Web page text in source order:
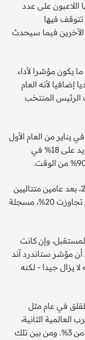
اللاعبون على عدد
فيها
الآخرين فيما سيحدث
يكون مؤشرا لأداء
العام، وأن أمام 2025 تحديا إضافيا لأنه العام
الرئيس المنتخب
يناير من العام الأول
لفترة رئاسية، فإنها تنهي العام بارتفاع يزيد على 18% في
يشعر المتداولون بتفاؤل حذر بشأن 2025، بعد عامين متتاليين
من مكاسب مؤشر ستاندرد آند بورز التي تجاوزت 20%، مسجلة
وإن كانت
مؤشر ستاندرد آند
بأنه لا يزال جيدا - لكنه
في عام مثل
الحرب العالمية الثانية،
كان متوسط ​​المكاسب للسنة الثالثة أقل من 3%. ومن بين تلك